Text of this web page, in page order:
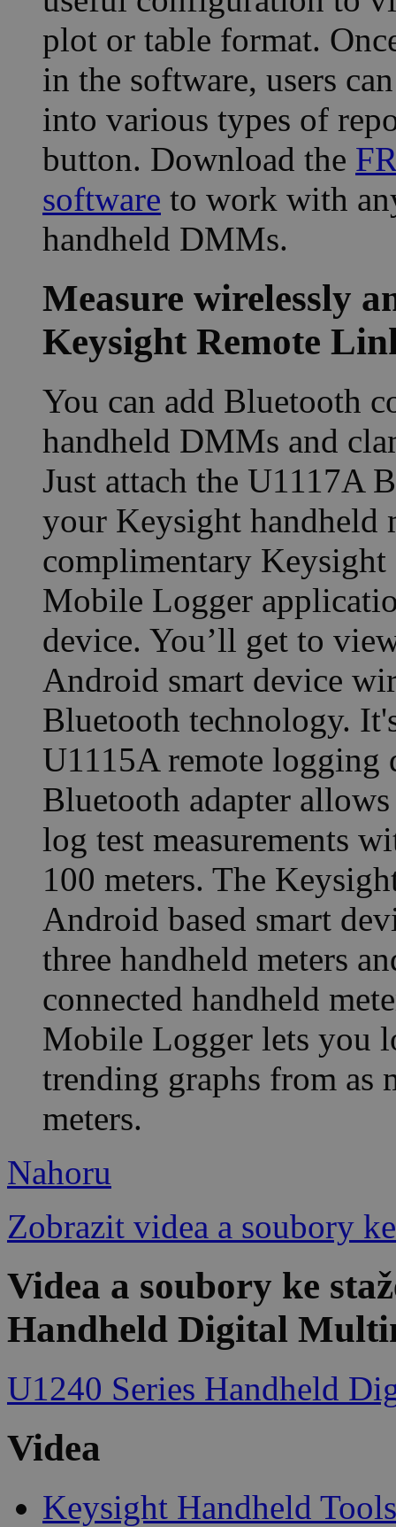
plot or table format.
in the software, users
into various types of
button. Download the
software to work with
handheld DMMs.
Measure wirelessly
Keysight Remote
You can add Bluetooth
handheld DMMs and
Just attach the U1117A
your Keysight handheld
complimentary
Mobile Logger
device. You’ll get to
Android smart device
Bluetooth technology.
U1115A remote logging
Bluetooth adapter
log test measurements
100 meters. The
Android based smart
three handheld meters
connected handheld
Mobile Logger lets you
trending graphs from as
meters.
Nahoru
Zobrazit videa a soubory
Videa a soubory ke
Handheld Digital
U1240 Series Handheld
Videa
Keysight Handheld